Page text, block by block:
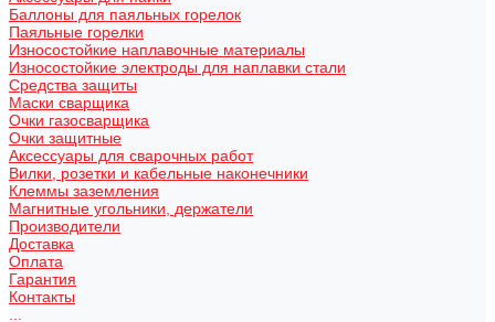
Баллоны для паяльных горелок
Паяльные горелки
Износостойкие наплавочные материалы
Износостойкие электроды для наплавки стали
Средства защиты
Маски сварщика
Очки газосварщика
Очки защитные
Аксессуары для сварочных работ
Вилки, розетки и кабельные наконечники
Клеммы заземления
Магнитные угольники, держатели
Производители
Доставка
Оплата
Гарантия
Контакты